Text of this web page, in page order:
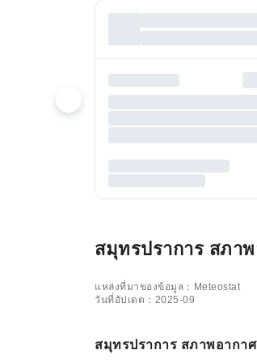
สมุทรปราการ สภา
แหล่งที่มาของข้อมูล：Meteostat
วันที่อัปเดต：2025-09
สมุทรปราการ สภาพอากา